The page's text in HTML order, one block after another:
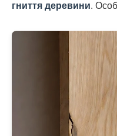
гниття деревини.